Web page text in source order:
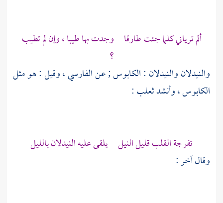
ألم ترياني كلما جئت طارقا وجدت بها طيبا ، وإن لم تطيب
؟
والنيدلان والنيدلان : الكابوس ; عنالفارسي، وقيل : هو مثل
الكابوس ، وأنشدثعلب:
تفرجة القلب قليل النيل يلقى عليه النيدلان بالليل
وقال آخر :